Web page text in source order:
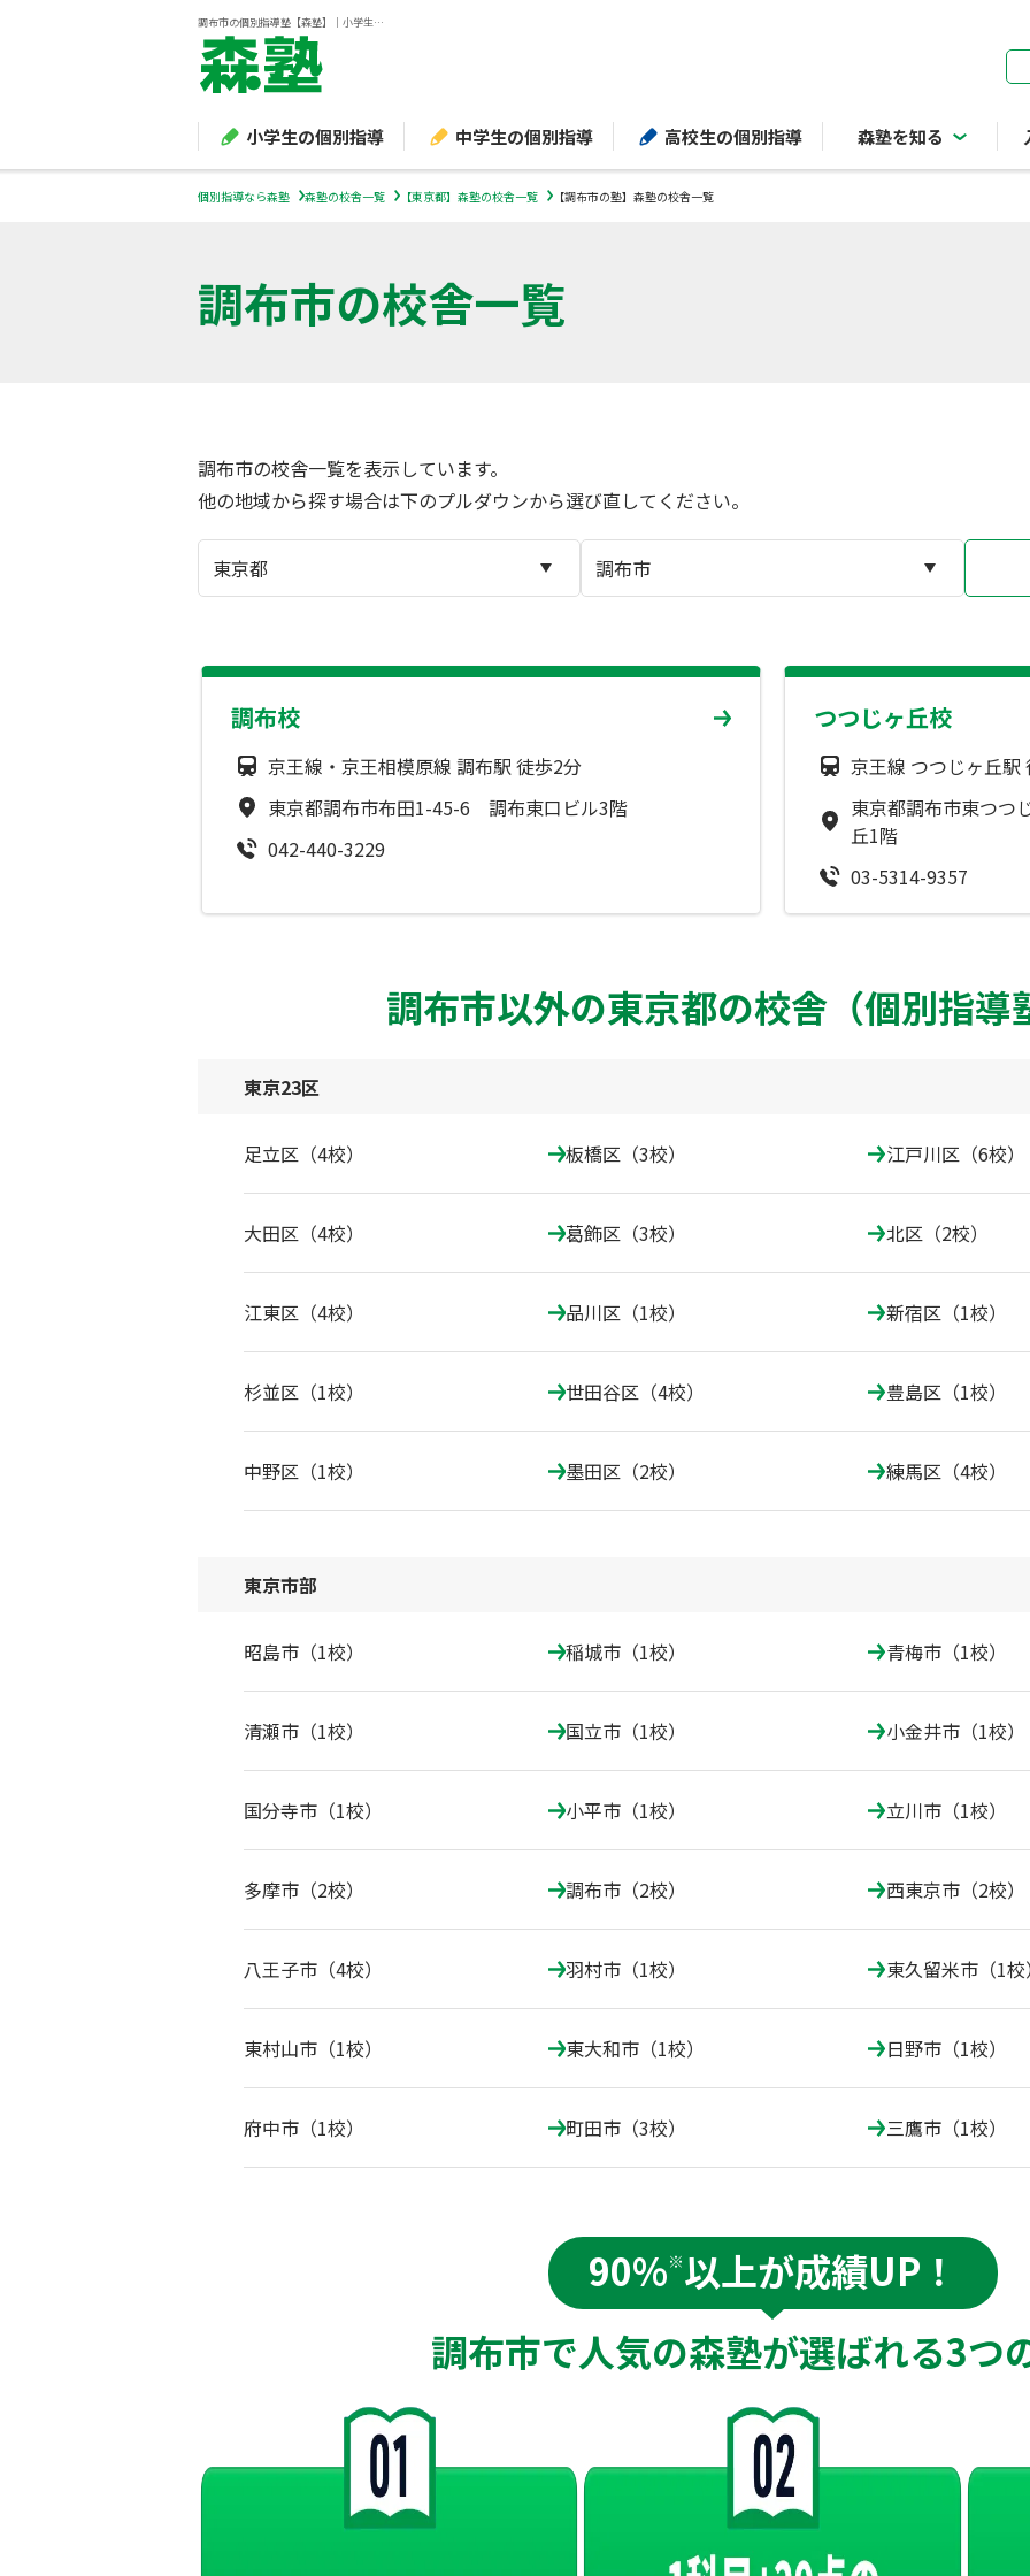
調布市の個別指導塾【森塾】｜小学生・中学生・高校生の学習塾
小学生の個別指導 中学生の個別指導 高校生の個別指導 森塾を知る
個別指導なら森塾 森塾の校舎一覧 【東京都】森塾の校舎一覧 【調布市の塾】森塾の校舎一覧
調布市の校舎一覧
調布市の校舎一覧を表示しています。
他の地域から探す場合は下のプルダウンから選び直してください。
調布校
京王線・京王相模原線 調布駅 徒歩2分
東京都調布市布田1-45-6 調布東口ビル3階
042-440-3229
つつじヶ丘校
京王線 つつじヶ丘駅
東京都調布市東つ
丘1階
03-5314-9357
調布市以外の東京都の校舎（個別指導
東京23区
足立区（4校） 板橋区（3校） 江戸川区（6校）
大田区（4校） 葛飾区（3校） 北区（2校）
江東区（4校） 品川区（1校） 新宿区（1校）
杉並区（1校） 世田谷区（4校） 豊島区（1校）
中野区（1校） 墨田区（2校） 練馬区（4校）
東京市部
昭島市（1校） 稲城市（1校） 青梅市（1校）
清瀬市（1校） 国立市（1校） 小金井市（1校）
国分寺市（1校） 小平市（1校） 立川市（1校）
多摩市（2校） 調布市（2校） 西東京市（2校）
八王子市（4校） 羽村市（1校） 東久留米市（1
東村山市（1校） 東大和市（1校） 日野市（1校）
府中市（1校） 町田市（3校） 三鷹市（1校）
90%※以上が成績UP！
調布市で人気の森塾が選ばれる3つ